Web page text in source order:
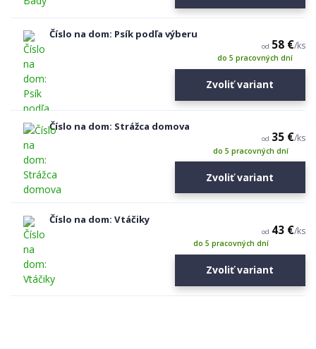
Číslo na dom: Psík podľa výberu
od 58 €/ks
do 5 pracovných dní
Zvoliť variant
Číslo na dom: Strážca domova
od 35 €/ks
do 5 pracovných dní
Zvoliť variant
Číslo na dom: Vtáčiky
od 43 €/ks
do 5 pracovných dní
Zvoliť variant